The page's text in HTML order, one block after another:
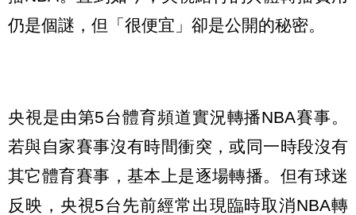
仍是個謎，但「很便宜」卻是公開的秘密。
央視是由第5台體育頻道實況轉播NBA賽事。
若與自家賽事沒有時間衝突，或同一時段沒有
其它體育賽事，基本上是逐場轉播。但有球迷
反映，央視5台先前經常出現臨時取消NBA轉